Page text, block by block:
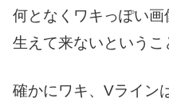
何となくワキっぽい
生えて来ないというこ
確かにワキ、Vライン